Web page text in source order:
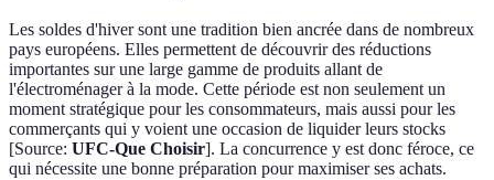
Les soldes d'hiver sont une tradition bien ancrée dans de nombreux
pays européens. Elles permettent de découvrir des réductions
importantes sur une large gamme de produits allant de
l'électroménager à la mode. Cette période est non seulement un
moment stratégique pour les consommateurs, mais aussi pour les
commerçants qui y voient une occasion de liquider leurs stocks
[Source: UFC-Que Choisir]. La concurrence y est donc féroce, ce
qui nécessite une bonne préparation pour maximiser ses achats.